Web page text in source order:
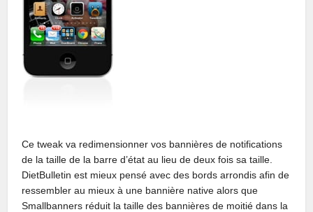
Ce tweak va redimensionner vos bannières de notifications
de la taille de la barre d’état au lieu de deux fois sa taille.
DietBulletin est mieux pensé avec des bords arrondis afin de
ressembler au mieux à une bannière native alors que
Smallbanners réduit la taille des bannières de moitié dans la